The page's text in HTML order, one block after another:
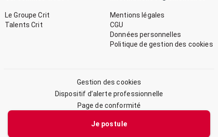
Je postule
Le Groupe Crit
Talents Crit
Mentions légales
CGU
Données personnelles
Politique de gestion des cookies
Gestion des cookies
Dispositif d’alerte professionnelle
Page de conformité
© 2026 CRIT